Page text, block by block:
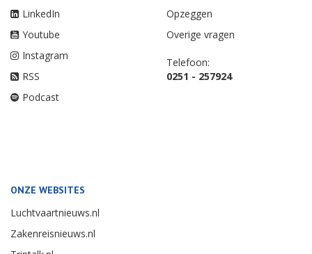
LinkedIn
Youtube
Instagram
RSS
Podcast
Opzeggen
Overige vragen
Telefoon:
0251 - 257924
ONZE WEBSITES
Luchtvaartnieuws.nl
Zakenreisnieuws.nl